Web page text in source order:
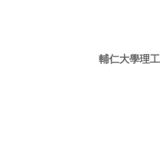
輔仁大學理